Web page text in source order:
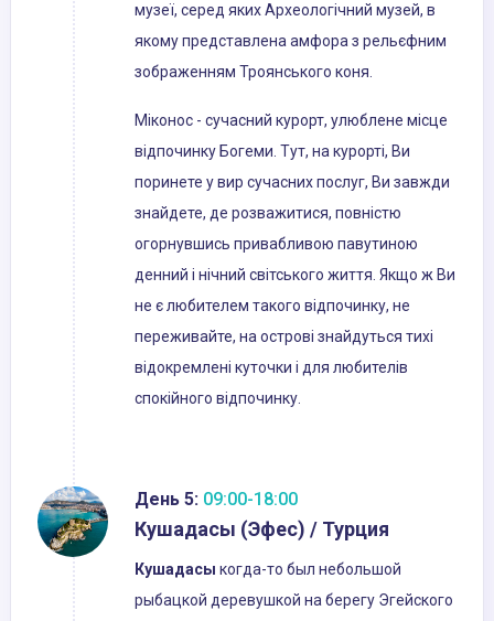
музеї, серед яких Археологічний музей, в
якому представлена ​​амфора з рельєфним
зображенням Троянського коня.
Міконос - сучасний курорт, улюблене місце
відпочинку Богеми. Тут, на курорті, Ви
поринете у вир сучасних послуг, Ви завжди
знайдете, де розважитися, повністю
огорнувшись привабливою павутиною
денний і нічний світського життя. Якщо ж Ви
не є любителем такого відпочинку, не
переживайте, на острові знайдуться тихі
відокремлені куточки і для любителів
спокійного відпочинку.
День 5: 09:00-18:00
Кушадасы (Эфес) / Турция
Кушадасы когда-то был небольшой
рыбацкой деревушкой на берегу Эгейского